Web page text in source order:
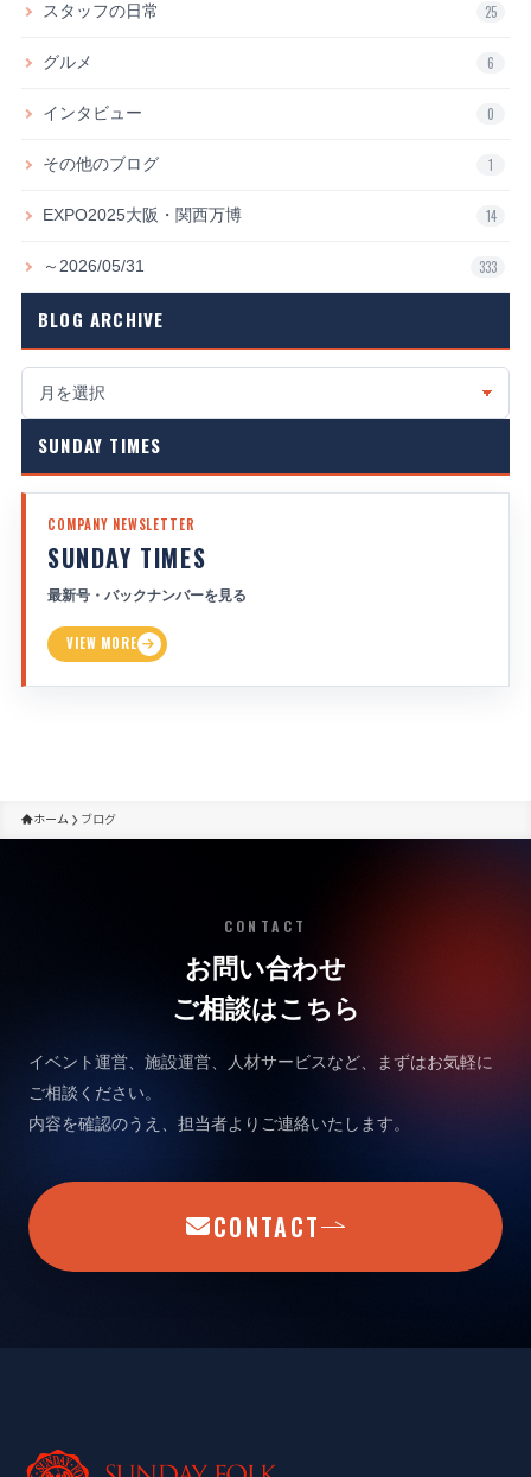
スタッフの日常 25
グルメ 6
インタビュー 0
その他のブログ 1
EXPO2025大阪・関西万博 14
～2026/05/31 333
BLOG ARCHIVE
SUNDAY TIMES
COMPANY NEWSLETTER
SUNDAY TIMES
最新号・バックナンバーを見る
VIEW MORE
ホーム ブログ
CONTACT
お問い合わせ
ご相談はこちら
イベント運営、施設運営、人材サービスなど、まずはお気軽に
ご相談ください。
内容を確認のうえ、担当者よりご連絡いたします。
CONTACT